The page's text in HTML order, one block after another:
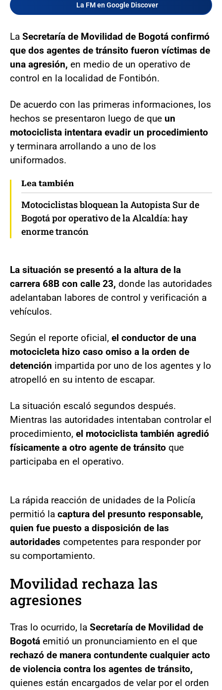
La FM en Google Discover
La Secretaría de Movilidad de Bogotá confirmó
que dos agentes de tránsito fueron víctimas de
una agresión, en medio de un operativo de
control en la localidad de Fontibón.
De acuerdo con las primeras informaciones, los
hechos se presentaron luego de que un
motociclista intentara evadir un procedimiento
y terminara arrollando a uno de los
uniformados.
Lea también
Motociclistas bloquean la Autopista Sur de
Bogotá por operativo de la Alcaldía: hay
enorme trancón
La situación se presentó a la altura de la
carrera 68B con calle 23, donde las autoridades
adelantaban labores de control y verificación a
vehículos.
Según el reporte oficial, el conductor de una
motocicleta hizo caso omiso a la orden de
detención impartida por uno de los agentes y lo
atropelló en su intento de escapar.
La situación escaló segundos después.
Mientras las autoridades intentaban controlar el
procedimiento, el motociclista también agredió
físicamente a otro agente de tránsito que
participaba en el operativo.
La rápida reacción de unidades de la Policía
permitió la captura del presunto responsable,
quien fue puesto a disposición de las
autoridades competentes para responder por
su comportamiento.
Movilidad rechaza las
agresiones
Tras lo ocurrido, la Secretaría de Movilidad de
Bogotá emitió un pronunciamiento en el que
rechazó de manera contundente cualquier acto
de violencia contra los agentes de tránsito,
quienes están encargados de velar por el orden